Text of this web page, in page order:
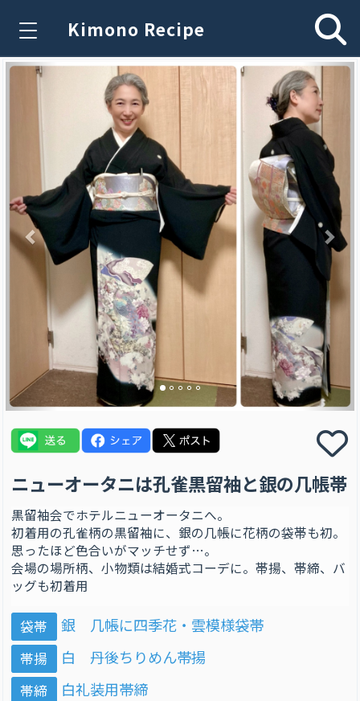
Kimono Recipe
Previous
ニューオータニは孔雀黒留袖と銀の几帳帯
黒留袖会でホテルニューオータニへ。
初着用の孔雀柄の黒留袖に、銀の几帳に花柄の袋帯も初。
思ったほど色合いがマッチせず…。
会場の場所柄、小物類は結婚式コーデに。帯揚、帯締、バ
ッグも初着用
袋帯 銀 几帳に四季花・雲模様袋帯
帯揚 白 丹後ちりめん帯揚
帯締 白礼装用帯締